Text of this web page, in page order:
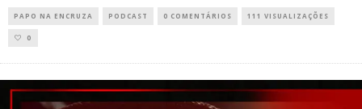
PAPO NA ENCRUZA PODCAST 0 COMENTÁRIOS 111 VISUALIZAÇÕES
0